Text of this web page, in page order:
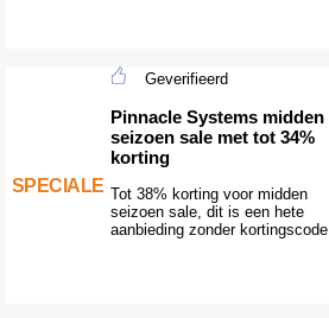
SPECIALE
Geverifieerd
Pinnacle Systems midden
seizoen sale met tot 34%
korting
Tot 38% korting voor midden
seizoen sale, dit is een hete
aanbieding zonder kortingscode.